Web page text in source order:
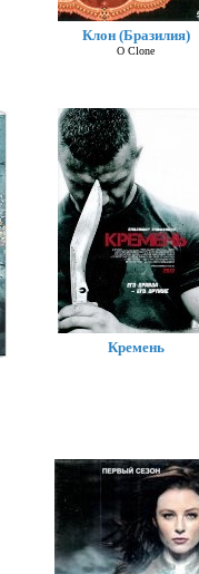
Клон (Бразилия)
O Clone
Кремень